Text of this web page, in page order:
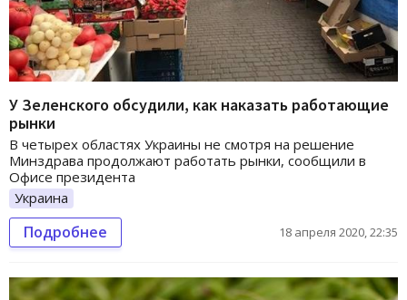
У Зеленского обсудили, как наказать работающие
рынки
В четырех областях Украины не смотря на решение
Минздрава продолжают работать рынки, сообщили в
Офисе президента
Украина
Подробнее 18 апреля 2020, 22:35